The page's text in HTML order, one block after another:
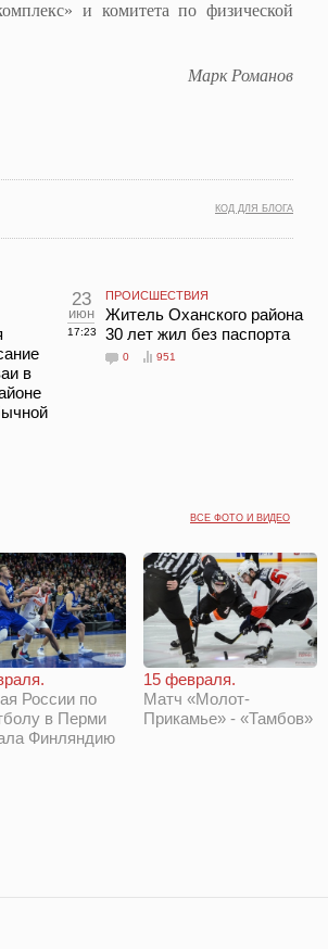
и комитета по физической
Марк Романов
КОД ДЛЯ БЛОГА
в
23
июн
17:23
ПРОИСШЕСТВИЯ
Житель Оханского района
30 лет жил без паспорта
0 951
ВСЕ ФОТО И ВИДЕО
России по
в Перми
Финляндию
15 февраля.
Матч «Молот-
Прикамье» - «Тамбов»